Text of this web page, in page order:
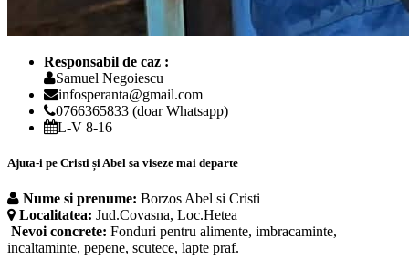
Responsabil de caz :
Samuel Negoiescu
infosperanta@gmail.com
0766365833 (doar Whatsapp)
L-V 8-16
Ajuta-i pe Cristi și Abel sa viseze mai departe
Nume si prenume: Borzos Abel si Cristi
Localitatea: Jud.Covasna, Loc.Hetea
Nevoi concrete: Fonduri pentru alimente, imbracaminte,
incaltaminte, pepene, scutece, lapte praf.